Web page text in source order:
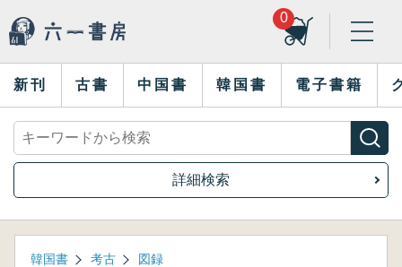
0
新刊 古書 中国書 韓国書 電子書籍
詳細検索
韓国書 考古 図録